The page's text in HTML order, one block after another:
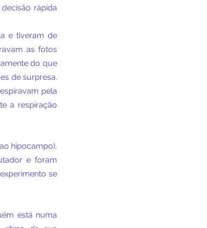
rápida
e tiveram de
as fotos
do que
de surpresa.
pela
a respiração
hipocampo),
e foram
se
está numa